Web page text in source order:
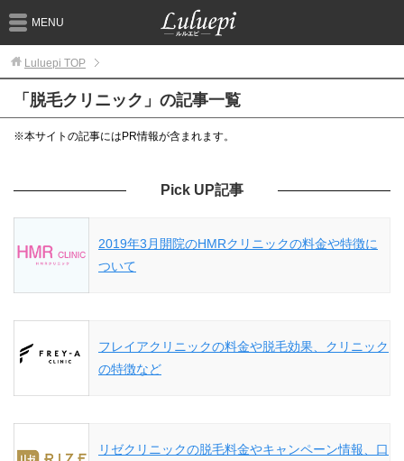
MENU
Luluepi TOP
「脱毛クリニック」の記事一覧
※本サイトの記事にはPR情報が含まれます。
Pick UP記事
2019年3月開院のHMRクリニックの料金や特徴に
ついて
フレイアクリニックの料金や脱毛効果、クリニック
の特徴など
リゼクリニックの脱毛料金やキャンペーン情報、口